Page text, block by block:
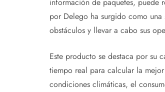
información de paquetes, puede
por Delego ha surgido como una
obstáculos y llevar a cabo sus
Este producto se destaca por su
tiempo real para calcular la
condiciones climáticas, el